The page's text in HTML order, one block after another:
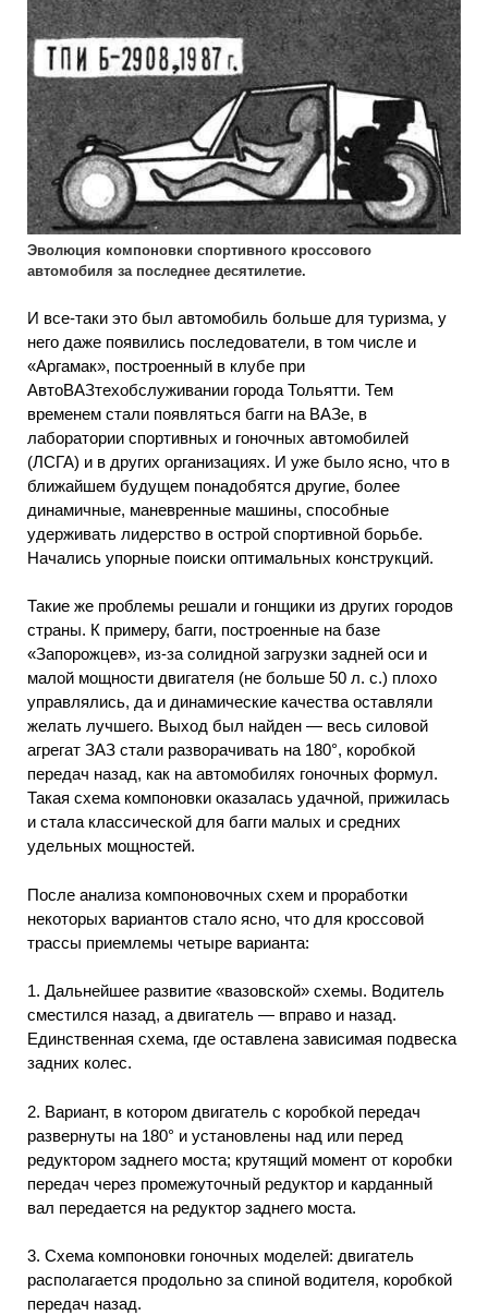
Эволюция компоновки спортивного кроссового
автомобиля за последнее десятилетие.
И все-таки это был автомобиль больше для туризма, у
него даже появились последователи, в том числе и
«Аргамак», построенный в клубе при
АвтоВАЗтехобслуживании города Тольятти. Тем
временем стали появляться багги на ВАЗе, в
лаборатории спортивных и гоночных автомобилей
(ЛСГА) и в других организациях. И уже было ясно, что в
ближайшем будущем понадобятся другие, более
динамичные, маневренные машины, способные
удерживать лидерство в острой спортивной борьбе.
Начались упорные поиски оптимальных конструкций.
Такие же проблемы решали и гонщики из других городов
страны. К примеру, багги, построенные на базе
«Запорожцев», из-за солидной загрузки задней оси и
малой мощности двигателя (не больше 50 л. с.) плохо
управлялись, да и динамические качества оставляли
желать лучшего. Выход был найден — весь силовой
агрегат ЗАЗ стали разворачивать на 180°, коробкой
передач назад, как на автомобилях гоночных формул.
Такая схема компоновки оказалась удачной, прижилась
и стала классической для багги малых и средних
удельных мощностей.
После анализа компоновочных схем и проработки
некоторых вариантов стало ясно, что для кроссовой
трассы приемлемы четыре варианта:
1. Дальнейшее развитие «вазовской» схемы. Водитель
сместился назад, а двигатель — вправо и назад.
Единственная схема, где оставлена зависимая подвеска
задних колес.
2. Вариант, в котором двигатель с коробкой передач
развернуты на 180° и установлены над или перед
редуктором заднего моста; крутящий момент от коробки
передач через промежуточный редуктор и карданный
вал передается на редуктор заднего моста.
3. Схема компоновки гоночных моделей: двигатель
располагается продольно за спиной водителя, коробкой
передач назад.